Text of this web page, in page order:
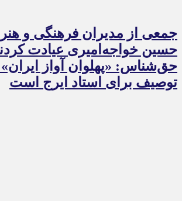
جمعی از مدیران فرهنگی و
حسین خواجه‌امیری عیادت
حق‌شناس: «پهلوان آواز
توصیف برای استاد ایرج است